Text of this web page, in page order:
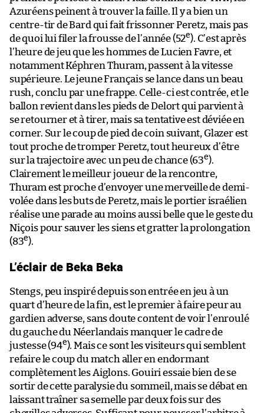
Azuréens peinent à trouver la faille. Il y a bien un
centre-tir de Bard qui fait frissonner Peretz, mais pas
de quoi lui filer la frousse de l’année (52e). C’est après
l’heure de jeu que les hommes de Lucien Favre, et
notamment Képhren Thuram, passent à la vitesse
supérieure. Le jeune Français se lance dans un beau
rush, conclu par une frappe. Celle-ci est contrée, et le
ballon revient dans les pieds de Delort qui parvient à
se retourner et à tirer, mais sa tentative est déviée en
corner. Sur le coup de pied de coin suivant, Glazer est
tout proche de tromper Peretz, tout heureux d’être
sur la trajectoire avec un peu de chance (63e).
Clairement le meilleur joueur de la rencontre,
Thuram est proche d’envoyer une merveille de demi-
volée dans les buts de Peretz, mais le portier israélien
réalise une parade au moins aussi belle que le geste du
Niçois pour sauver les siens et gratter la prolongation
(83e).
L’éclair de Beka Beka
Stengs, peu inspiré depuis son entrée en jeu à un
quart d’heure de la fin, est le premier à faire peur au
gardien adverse, sans doute content de voir l’enroulé
du gauche du Néerlandais manquer le cadre de
justesse (94e). Mais ce sont les visiteurs qui semblent
refaire le coup du match aller en endormant
complètement les Aiglons. Gouiri essaie bien de se
sortir de cette paralysie du sommeil, mais se débat en
laissant traîner sa semelle par deux fois sur des